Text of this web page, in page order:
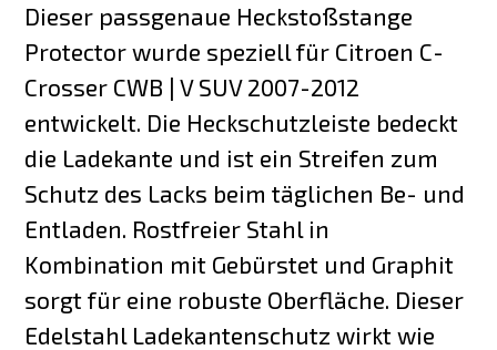
Dieser passgenaue Heckstoßstange
Protector wurde speziell für Citroen C-
Crosser CWB | V SUV 2007-2012
entwickelt. Die Heckschutzleiste bedeckt
die Ladekante und ist ein Streifen zum
Schutz des Lacks beim täglichen Be- und
Entladen. Rostfreier Stahl in
Kombination mit Gebürstet und Graphit
sorgt für eine robuste Oberfläche. Dieser
Edelstahl Ladekantenschutz wirkt wie